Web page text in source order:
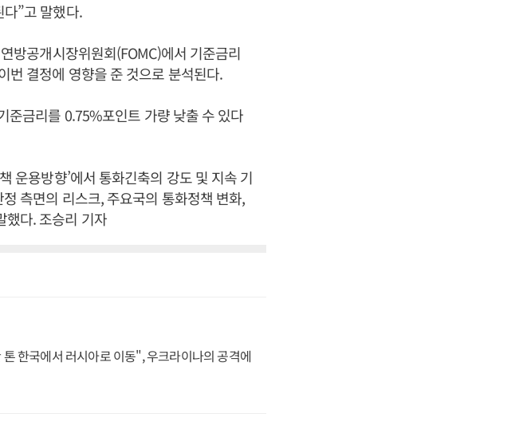
”고 말했다.
방공개시장위원회(FOMC)에서 기준금리
번 결정에 영향을 준 것으로 분석된다.
준금리를 0.75%포인트 가량 낮출 수 있다
운용방향’에서 통화긴축의 강도 및 지속 기
측면의 리스크, 주요국의 통화정책 변화,
했다. 조승리 기자
한국에서 러시아로 이동", 우크라이나의 공격에